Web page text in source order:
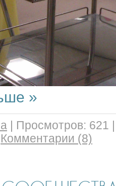
»
Просмотров: 621
Комментарии (8)